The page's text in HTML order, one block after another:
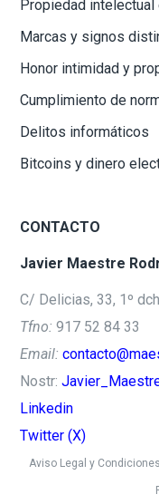
Propiedad intelectual
Marcas y signos
Honor intimidad y
Cumplimiento de
Delitos informáticos
Bitcoins y dinero
CONTACTO
Javier Maestre
C/ Delicias, 33, 1º
Tfno: 917 52 84 33
Email:
Nostr:
Linkedin
Twitter (X)
Aviso Legal y